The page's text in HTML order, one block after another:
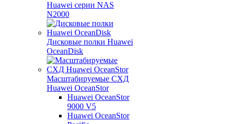
Huawei серии NAS
N2000
Дисковые полки Huawei
OceanDisk
Масштабируемые СХД
Huawei OceanStor
Huawei OceanStor
9000 V5
Huawei OceanStor